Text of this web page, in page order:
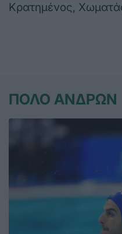
Κρατημένος,
ΠΟΛΟ ΑΝΔΡΩΝ